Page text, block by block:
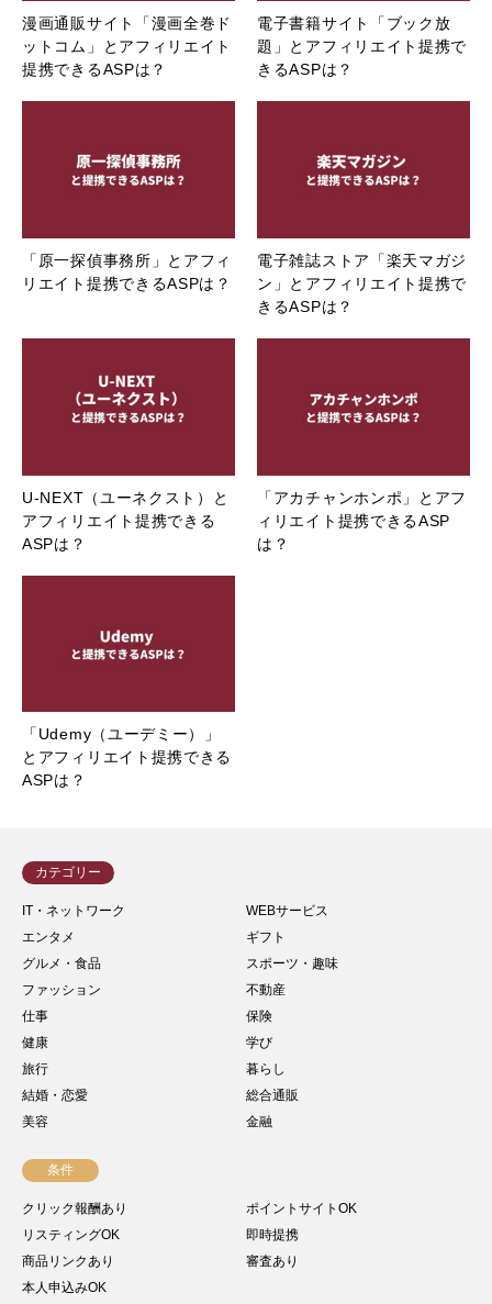
漫画通販サイト「漫画全巻ド
ットコム」とアフィリエイト
提携できるASPは？
電子書籍サイト「ブック放
題」とアフィリエイト提携で
きるASPは？
「原一探偵事務所」とアフィ
リエイト提携できるASPは？
電子雑誌ストア「楽天マガジ
ン」とアフィリエイト提携で
きるASPは？
U-NEXT（ユーネクスト）と
アフィリエイト提携できる
ASPは？
「アカチャンホンポ」とアフ
ィリエイト提携できるASP
は？
「Udemy（ユーデミー）」
とアフィリエイト提携できる
ASPは？
カテゴリー
IT・ネットワーク
WEBサービス
エンタメ
ギフト
グルメ・食品
スポーツ・趣味
ファッション
不動産
仕事
保険
健康
学び
旅行
暮らし
結婚・恋愛
総合通販
美容
金融
条件
クリック報酬あり
ポイントサイトOK
リスティングOK
即時提携
商品リンクあり
審査あり
本人申込みOK